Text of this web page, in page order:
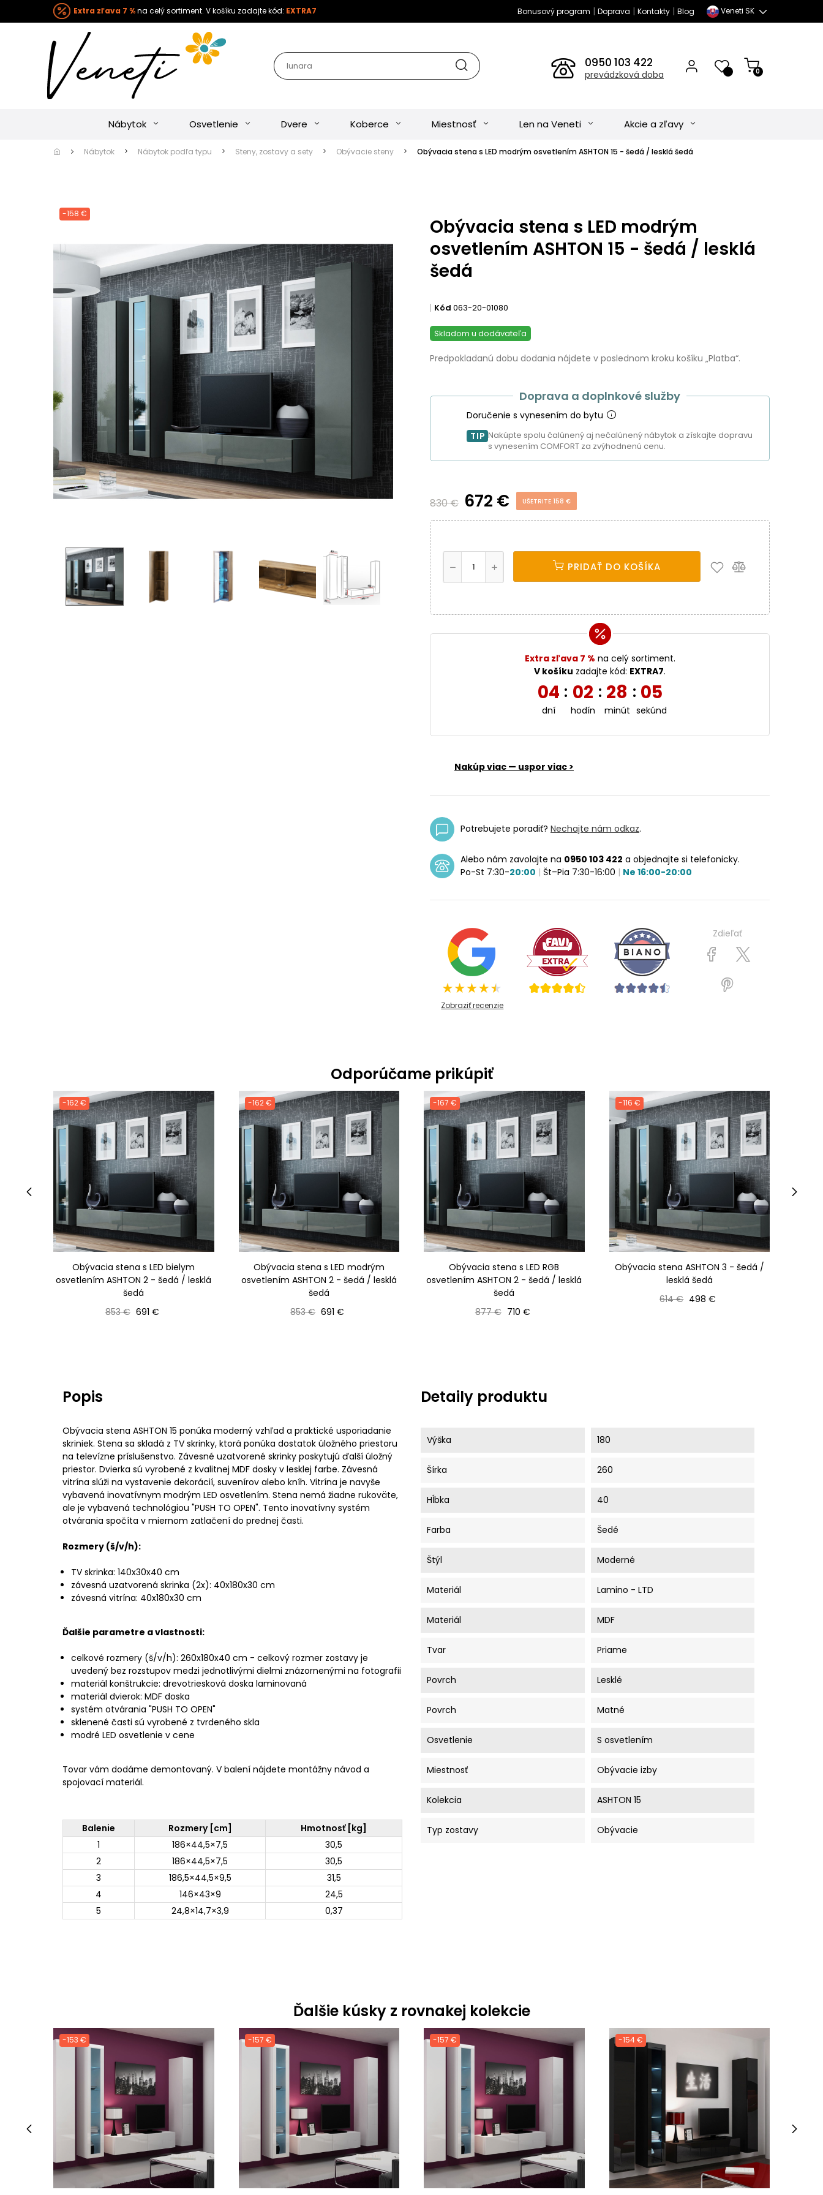
Extra zľava 7 %na celý sortiment. V košíku zadajte kód: EXTRA7 Bonusový program | Doprava | Kontakty| Blog Veneti SK
0950 103 422
prevádzková doba 0
Nábytok Osvetlenie Dvere Koberce Miestnosť Len na Veneti Akcie a zľavy
Nábytok Nábytok podľa typu Steny, zostavy a sety Obývacie steny Obývacia stena s LED modrým osvetlením ASHTON 15 - šedá / lesklá šedá
-158 €
Obývacia stena s LED modrým
osvetlením ASHTON 15 - šedá / lesklá
šedá
Kód 063-20-01080
Skladom u dodávateľa
Predpokladanú dobu dodania nájdete v poslednom kroku košíku „Platba“.
Doprava a doplnkové služby
Doručenie s vynesením do bytu
TIP Nakúpte spolu čalúnený aj nečalúnený nábytok a získajte dopravu
s vynesením COMFORT za zvýhodnenú cenu.
830 € 672 € UŠETRITE 158 €
PRIDAŤ DO KOŠÍKA
Extra zľava 7 % na celý sortiment.
V košíku zadajte kód: EXTRA7.
04
dní
: 02
hodín
: 28
minút
: 04
sekúnd
Nakúp viac — uspor viac >
Potrebujete poradiť? Nechajte nám odkaz.
Alebo nám zavolajte na 0950 103 422 a objednajte si telefonicky.
Po-St 7:30-20:00 | Št–Pia 7:30-16:00 | Ne 16:00-20:00
Zobraziť recenzie
Zdieľať
Odporúčame prikúpiť
-162 €
Obývacia stena s LED bielym
osvetlením ASHTON 2 - šedá / lesklá
šedá
Bežná cena
853 € Cena
691 €
-162 €
Obývacia stena s LED modrým
osvetlením ASHTON 2 - šedá / lesklá
šedá
Bežná cena
853 € Cena
691 €
-167 €
Obývacia stena s LED RGB
osvetlením ASHTON 2 - šedá / lesklá
šedá
Bežná cena
877 € Cena
710 €
-116 €
Obývacia stena ASHTON 3 - šedá /
lesklá šedá
Bežná cena
614 € Cena
498 €
Popis
Obývacia stena ASHTON 15 ponúka moderný vzhľad a praktické usporiadanie
skriniek. Stena sa skladá z TV skrinky, ktorá ponúka dostatok úložného priestoru
na televízne príslušenstvo. Závesné uzatvorené skrinky poskytujú ďalší úložný
priestor. Dvierka sú vyrobené z kvalitnej MDF dosky v lesklej farbe. Závesná
vitrína slúži na vystavenie dekorácií, suvenírov alebo kníh. Vitrína je navyše
vybavená inovatívnym modrým LED osvetlením. Stena nemá žiadne rukoväte,
ale je vybavená technológiou "PUSH TO OPEN". Tento inovatívny systém
otvárania spočíta v miernom zatlačení do prednej časti.
Rozmery (š/v/h):
TV skrinka: 140x30x40 cm
závesná uzatvorená skrinka (2x): 40x180x30 cm
závesná vitrína: 40x180x30 cm
Ďalšie parametre a vlastnosti:
celkové rozmery (š/v/h): 260x180x40 cm - celkový rozmer zostavy je
uvedený bez rozstupov medzi jednotlivými dielmi znázornenými na fotografii
materiál konštrukcie: drevotriesková doska laminovaná
materiál dvierok: MDF doska
systém otvárania "PUSH TO OPEN"
sklenené časti sú vyrobené z tvrdeného skla
modré LED osvetlenie v cene
Tovar vám dodáme demontovaný. V balení nájdete montážny návod a
spojovací materiál.
Balenie Rozmery [cm]
Hmotnosť [kg]
1
186×44,5×7,5
30,5
2
186×44,5×7,5
30,5
3
186,5×44,5×9,5
31,5
4
146×43×9
24,5
5
24,8×14,7×3,9 0,37
Detaily produktu
Výška 180
Šírka 260
Hĺbka 40
Farba Šedé
Štýl Moderné
Materiál Lamino - LTD
Materiál MDF
Tvar Priame
Povrch Lesklé
Povrch Matné
Osvetlenie S osvetlením
Miestnosť Obývacie izby
Kolekcia ASHTON 15
Typ zostavy Obývacie
Ďalšie kúsky z rovnakej kolekcie
-153 € -157 € -157 € -154 €